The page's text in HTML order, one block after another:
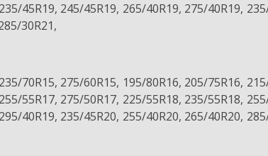
45R19, 245/45R19, 265/40R19, 275/40R19,
30R21,
70R15, 275/60R15, 195/80R16, 205/75R16,
55R17, 275/50R17, 225/55R18, 235/55R18,
40R19, 235/45R20, 255/40R20, 265/40R20,